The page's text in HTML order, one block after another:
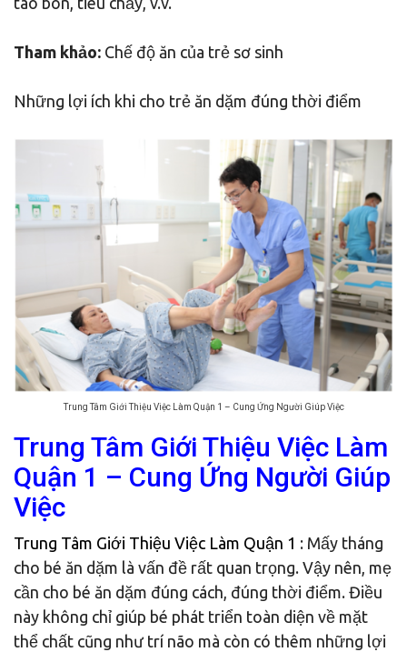
Tham khảo: Chế độ ăn của trẻ sơ sinh
Những lợi ích khi cho trẻ ăn dặm đúng thời điểm
Trung Tâm Giới Thiệu Việc Làm Quận 1 – Cung Ứng Người Giúp Việc
Trung Tâm Giới Thiệu Việc Làm
Quận 1 – Cung Ứng Người Giúp
Việc
Trung Tâm Giới Thiệu Việc Làm Quận 1 : Mấy tháng
cho bé ăn dặm là vấn đề rất quan trọng. Vậy nên, mẹ
cần cho bé ăn dặm đúng cách, đúng thời điểm. Điều
này không chỉ giúp bé phát triển toàn diện về mặt
thể chất cũng như trí não mà còn có thêm những lợi